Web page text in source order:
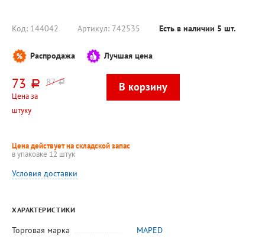
черный,
тонирова
Код: 144042 Артикул: 742535 Есть в наличии 5 шт.
Распродажа Лучшая цена
73 руб. 87 руб.
Цена за
штуку
Цена действует на складской запас
в упаковке 12 штук
Условия доставки
ХАРАКТЕРИСТИКИ
Торговая марка
MAPED